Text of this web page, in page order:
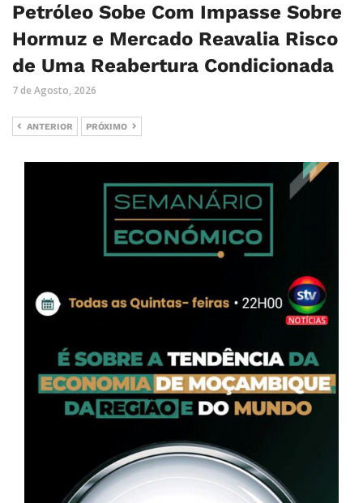
Petróleo Sobe Com Impasse Sobre
Hormuz e Mercado Reavalia Risco
de Uma Reabertura Condicionada
7 de Agosto, 2026
ANTERIOR PRÓXIMO